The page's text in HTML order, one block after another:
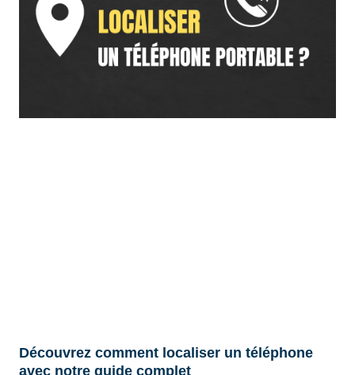
Découvrez comment localiser un téléphone
avec notre guide complet